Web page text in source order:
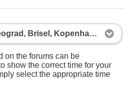
(GMT +1:00 sat) Beograd, Brisel, Kopenhagen, Madrid, Pariz
on the forums can be
show the correct time for your
select the appropriate time